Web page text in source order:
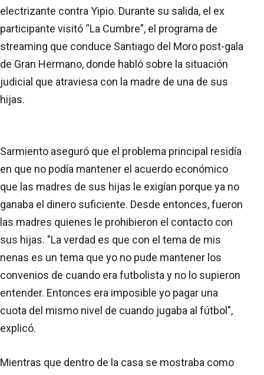
electrizante contra Yipio. Durante su salida, el ex
participante visitó “La Cumbre”, el programa de
streaming que conduce Santiago del Moro post-gala
de Gran Hermano, donde habló sobre la situación
judicial que atraviesa con la madre de una de sus
hijas.
Sarmiento aseguró que el problema principal residía
en que no podía mantener el acuerdo económico
que las madres de sus hijas le exigían porque ya no
ganaba el dinero suficiente. Desde entonces, fueron
las madres quienes le prohibieron el contacto con
sus hijas. "La verdad es que con el tema de mis
nenas es un tema que yo no pude mantener los
convenios de cuando era futbolista y no lo supieron
entender. Entonces era imposible yo pagar una
cuota del mismo nivel de cuando jugaba al fútbol",
explicó.
Mientras que dentro de la casa se mostraba como